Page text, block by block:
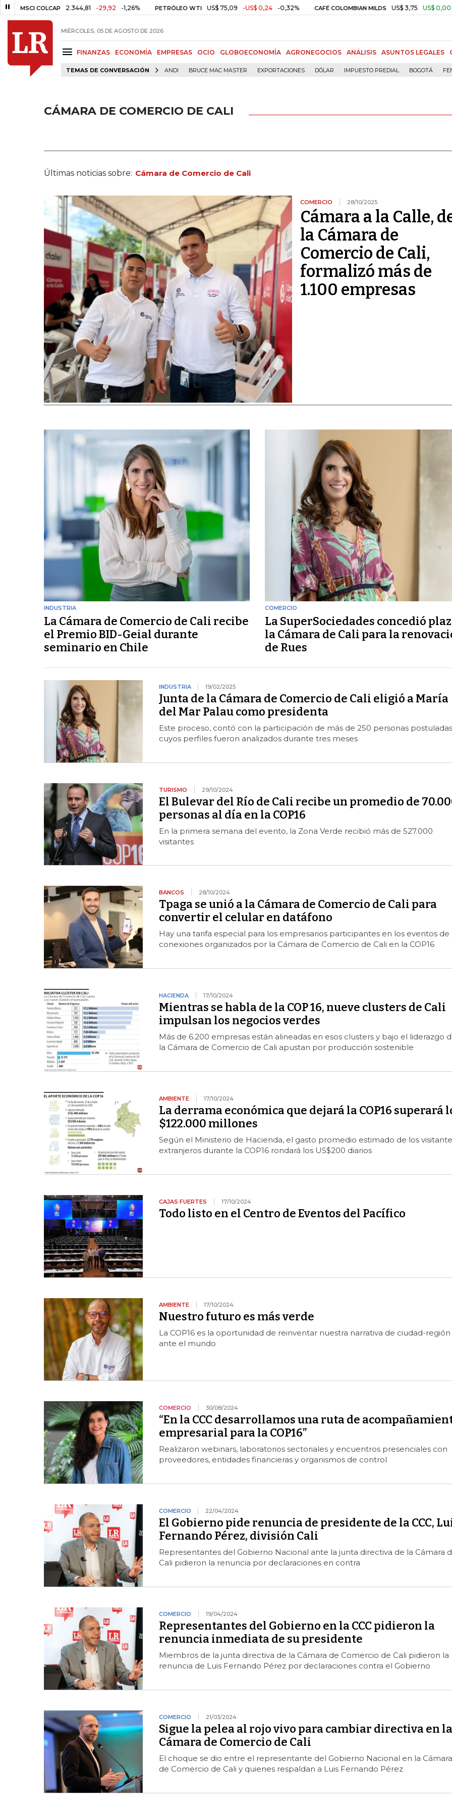
COLCAP 2.344,81 -29,92 -1,26% PETRÓLEO WTI US$ 75,09 -US$ 0,24 -0,32% CAFÉ COLOMBIAN MILDS US$ 3,75 US$ 0,00 +0,01%
MIÉRCOLES, 05 DE AGOSTO DE 2026
FINANZAS ECONOMÍA EMPRESAS OCIO GLOBOECONOMÍA AGRONEGOCIOS ANÁLISIS ASUNTOS LEGALES
TEMAS DE CONVERSACIÓN ANDI BRUCE MAC MASTER EXPORTACIONES DÓLAR IMPUESTO PREDIAL BOGOTÁ
CÁMARA DE COMERCIO DE CALI
Últimas noticias sobre: Cámara de Comercio de Cali
COMERCIO 28/10/2025
Cámara a la Calle,
la Cámara de
Comercio de Cali,
formalizó más de
1.100 empresas
INDUSTRIA
La Cámara de Comercio de Cali recibe
el Premio BID-Geial durante
seminario en Chile
COMERCIO
La SuperSociedades concedió
la Cámara de Cali para la
de Rues
INDUSTRIA 19/02/2025
Junta de la Cámara de Comercio de Cali eligió a María
del Mar Palau como presidenta
Este proceso, contó con la participación de más de 250 personas
cuyos perfiles fueron analizados durante tres meses
TURISMO 29/10/2024
El Bulevar del Río de Cali recibe un promedio de
personas al día en la COP16
En la primera semana del evento, la Zona Verde recibió más de 527.000
visitantes
BANCOS 28/10/2024
Tpaga se unió a la Cámara de Comercio de Cali para
convertir el celular en datáfono
Hay una tarifa especial para los empresarios participantes en los eventos de
conexiones organizados por la Cámara de Comercio de Cali en la COP16
HACIENDA 17/10/2024
Mientras se habla de la COP 16, nueve clusters de Cali
impulsan los negocios verdes
Más de 6.200 empresas están alineadas en esos clusters y bajo el liderazgo
la Cámara de Comercio de Cali apustan por producción sostenible
AMBIENTE 17/10/2024
La derrama económica que dejará la COP16 superará
$122.000 millones
Según el Ministerio de Hacienda, el gasto promedio estimado de los
extranjeros durante la COP16 rondará los US$200 diarios
CAJAS FUERTES 17/10/2024
Todo listo en el Centro de Eventos del Pacífico
AMBIENTE 17/10/2024
Nuestro futuro es más verde
La COP16 es la oportunidad de reinventar nuestra narrativa de ciudad-región
ante el mundo
COMERCIO 30/08/2024
“En la CCC desarrollamos una ruta de
empresarial para la COP16”
Realizaron webinars, laboratorios sectoriales y encuentros presenciales con
proveedores, entidades financieras y organismos de control
COMERCIO 22/04/2024
El Gobierno pide renuncia de presidente de la CCC,
Fernando Pérez, división Cali
Representantes del Gobierno Nacional ante la junta directiva de la Cámara
Cali pidieron la renuncia por declaraciones en contra
COMERCIO 19/04/2024
Representantes del Gobierno en la CCC pidieron la
renuncia inmediata de su presidente
Miembros de la junta directiva de la Cámara de Comercio de Cali pidieron la
renuncia de Luis Fernando Pérez por declaraciones contra el Gobierno
COMERCIO 21/03/2024
Sigue la pelea al rojo vivo para cambiar directiva en la
Cámara de Comercio de Cali
El choque se dio entre el representante del Gobierno Nacional en la Cámara
de Comercio de Cali y quienes respaldan a Luis Fernando Pérez